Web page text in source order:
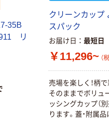
35B
リ
クリーンカップ
スパック
お届け日 最短日
￥11,296~ （
売場を楽しく！柄
そのままでボリュ
ッシングカップ（
ります。蓋・附属
リスパック 汎用
透明カップ バイ
オカップ
￥542~ （税込）
ーンカップ
PAPM
￥1,168~